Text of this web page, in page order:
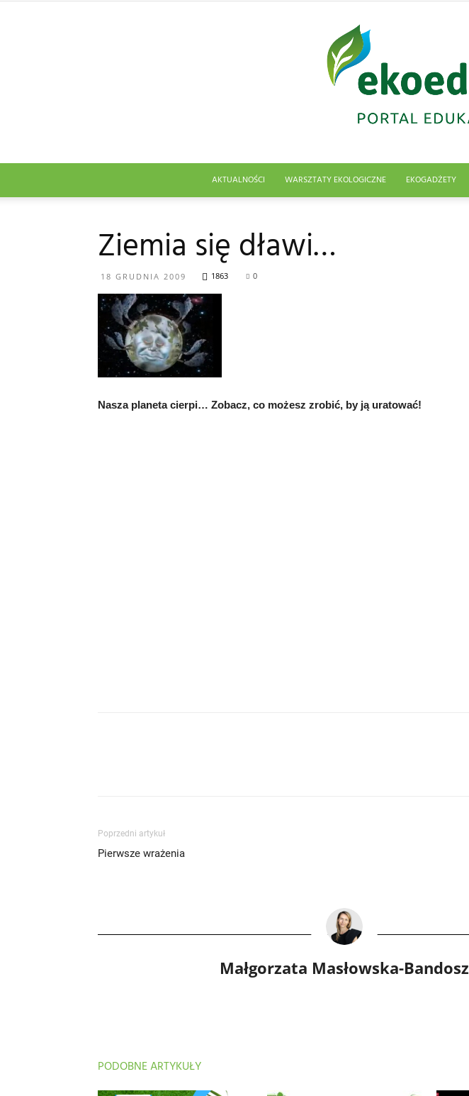
AKTUALNOŚCI WARSZTATY EKOLOGICZNE EKOGADŻETY
Ziemia się dławi…
18 GRUDNIA 2009 1863 0
Nasza planeta cierpi… Zobacz, co możesz zrobić, by ją uratować!
Poprzedni artykuł
Pierwsze wrażenia
Małgorzata Masłowska-Bandosz
PODOBNE ARTYKUŁY